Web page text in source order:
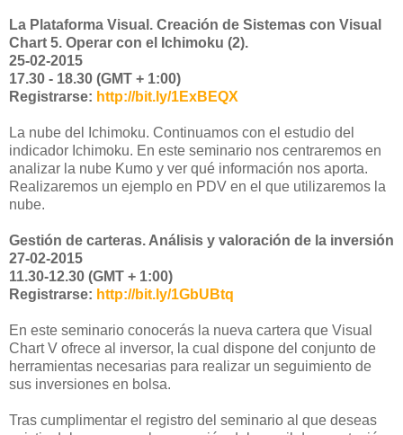
La Plataforma Visual. Creación de Sistemas con Visual
Chart 5. Operar con el Ichimoku (2).
25-02-2015
17.30 - 18.30 (GMT + 1:00)
Registrarse: http://bit.ly/1ExBEQX
La nube del Ichimoku. Continuamos con el estudio del
indicador Ichimoku. En este seminario nos centraremos en
analizar la nube Kumo y ver qué información nos aporta.
Realizaremos un ejemplo en PDV en el que utilizaremos la
nube.
Gestión de carteras. Análisis y valoración de la inversión
27-02-2015
11.30-12.30 (GMT + 1:00)
Registrarse: http://bit.ly/1GbUBtq
En este seminario conocerás la nueva cartera que Visual
Chart V ofrece al inversor, la cual dispone del conjunto de
herramientas necesarias para realizar un seguimiento de
sus inversiones en bolsa.
Tras cumplimentar el registro del seminario al que deseas